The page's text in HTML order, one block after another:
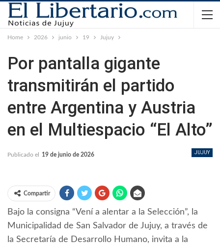
Home 2026 junio 19 Jujuy
Por pantalla gigante
transmitirán el partido
entre Argentina y Austria
en el Multiespacio “El Alto”
JUJUY
Publicado el 19 de junio de 2026
Compartir
Bajo la consigna “Vení a alentar a la Selección”, la
Municipalidad de San Salvador de Jujuy, a través de
la Secretaría de Desarrollo Humano, invita a la